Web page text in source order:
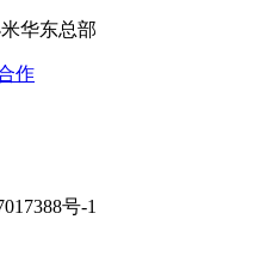
华东总部
作
号-1